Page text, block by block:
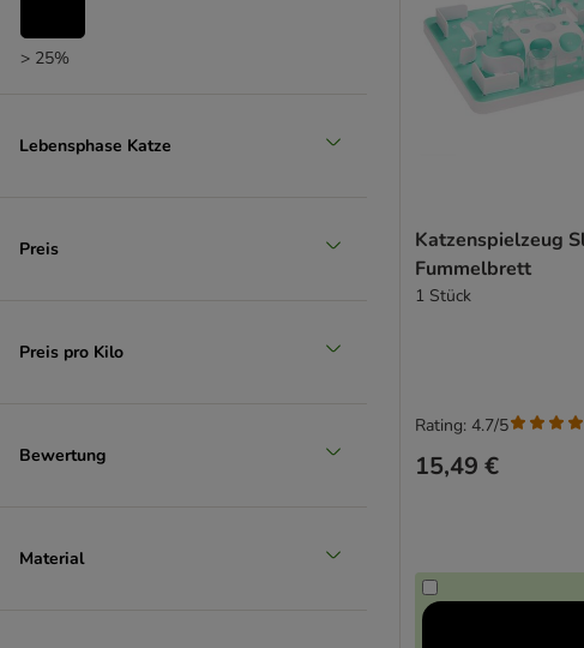
> 25%
(4)
Lebensphase Katze
Preis
Preis pro Kilo
Bewertung
Material
Katzenspielzeug
Fummelbrett
1 Stück
15,49 €
Rating: 4.7/5